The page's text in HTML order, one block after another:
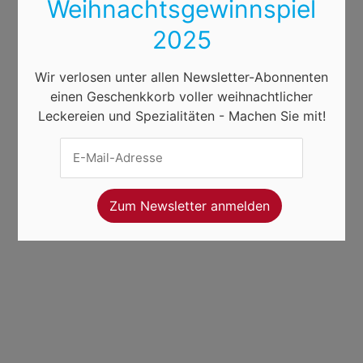
Weihnachtsgewinnspiel
2025
Wir verlosen unter allen Newsletter-Abonnenten
einen Geschenkkorb voller weihnachtlicher
Leckereien und Spezialitäten - Machen Sie mit!